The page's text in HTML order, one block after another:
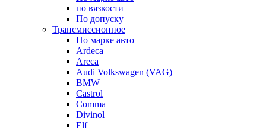
по вязкости
По допуску
Трансмиссионное
По марке авто
Ardeca
Areca
Audi Volkswagen (VAG)
BMW
Castrol
Comma
Divinol
Elf